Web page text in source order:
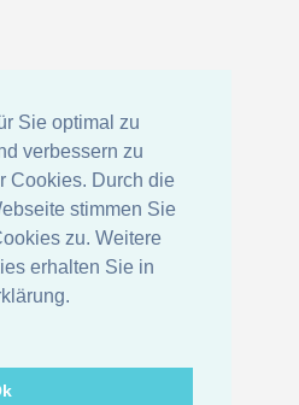
Sie optimal zu
verbessern zu
Cookies. Durch die
stimmen Sie
zu. Weitere
erhalten Sie in